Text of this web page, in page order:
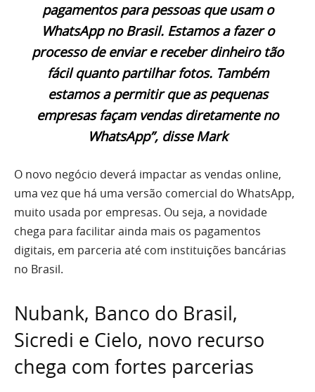
pagamentos para pessoas que usam o
WhatsApp no Brasil. Estamos a fazer o
processo de enviar e receber dinheiro tão
fácil quanto partilhar fotos. Também
estamos a permitir que as pequenas
empresas façam vendas diretamente no
WhatsApp”, disse Mark
O novo negócio deverá impactar as vendas online,
uma vez que há uma versão comercial do WhatsApp,
muito usada por empresas. Ou seja, a novidade
chega para facilitar ainda mais os pagamentos
digitais, em parceria até com instituições bancárias
no Brasil.
Nubank, Banco do Brasil,
Sicredi e Cielo, novo recurso
chega com fortes parcerias